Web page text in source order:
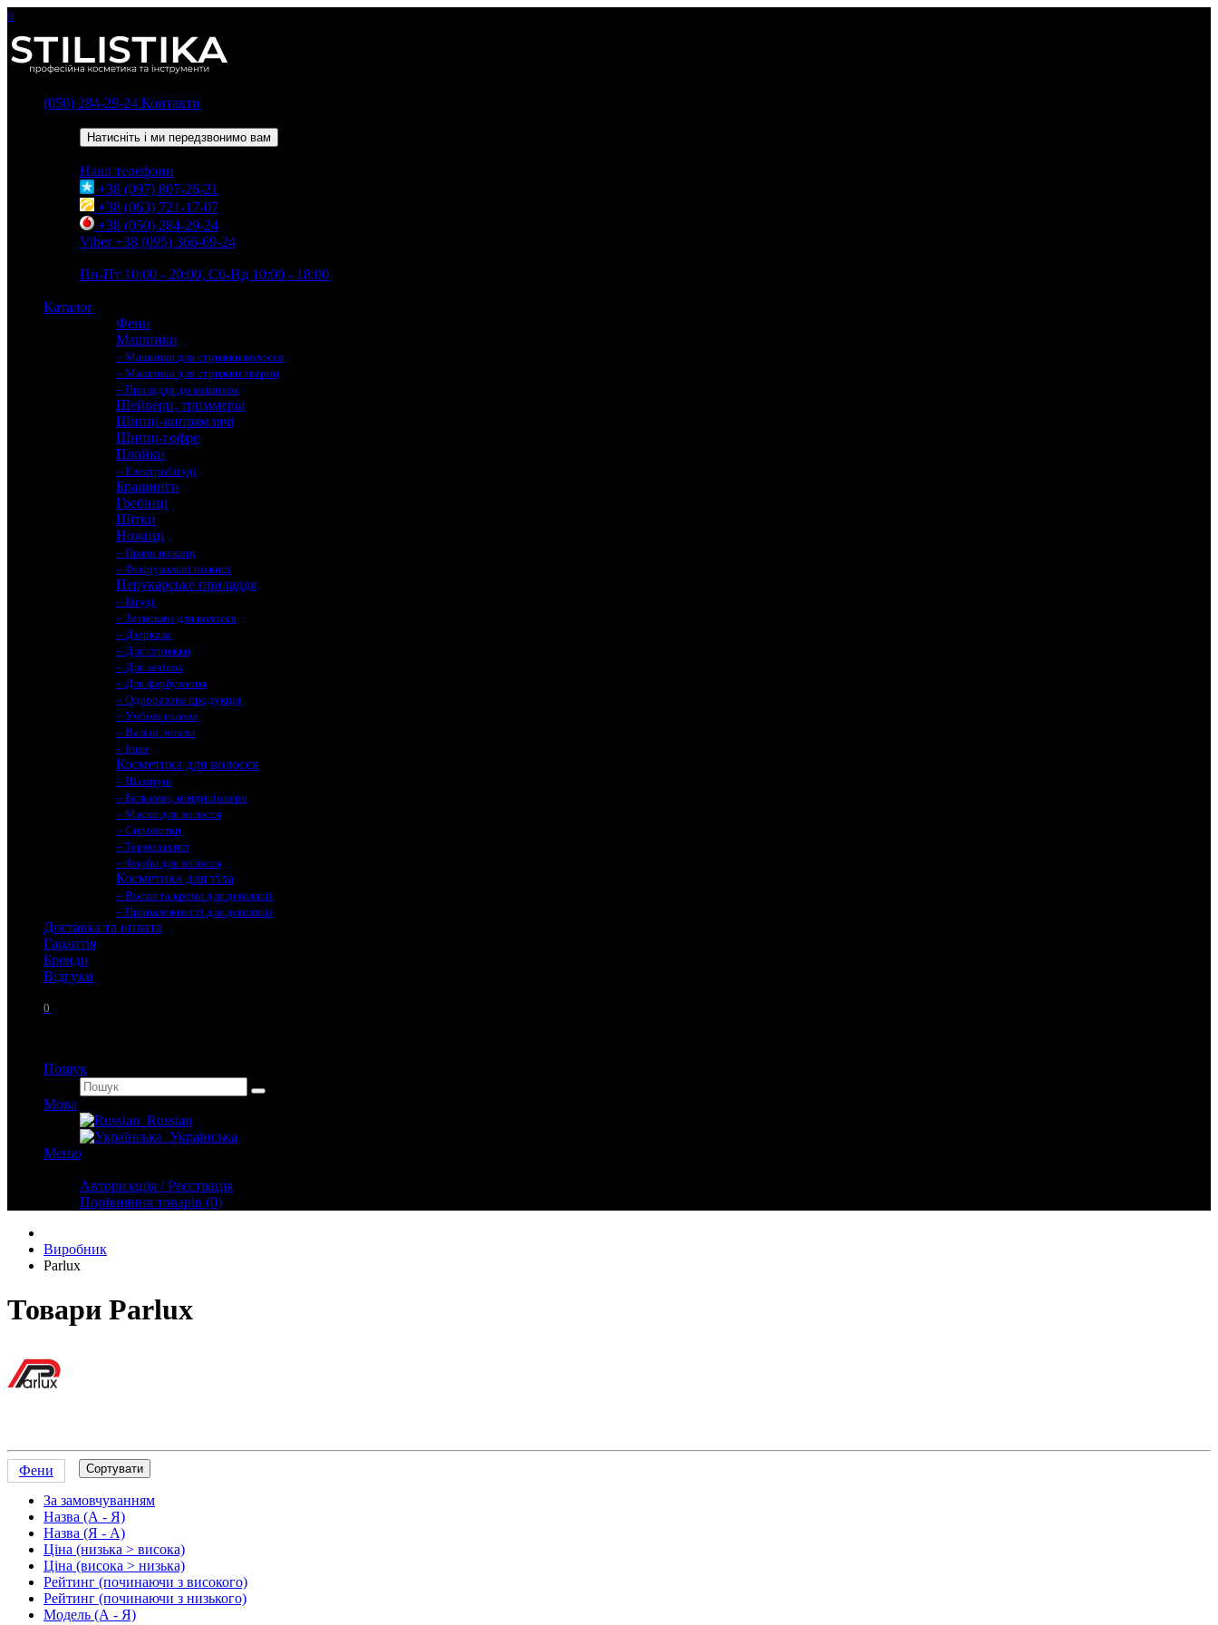
0
(050) 284-29-24 Контакти
Натисніть і ми передзвонимо вам
Наші телефони
+38 (097) 807-26-21
+38 (063) 721-17-07
+38 (050) 284-29-24
Viber +38 (095) 366-69-24
Пн-Пт 10:00 - 20:00, Сб-Нд 10:00 - 18:00
Каталог
Фени
Машинки
– Машинки для стрижки волосся
– Машинки для стрижки тварин
– Приладдя до машинок
Шейвери, триммеры
Щипці-випрямлячі
Щипці-гофре
Плойки
– Електробігуді
Брашинги
Гребінці
Щітки
Ножиці
– Прямі ножиці
– Філірувальні ножиці
Перукарське приладдя
– Бігуді
– Затискачі для волосся
– Дзеркала
– Для стрижки
– Для зачісок
– Для фарбування
– Одноразова продукція
– Учбові голови
– Валізи, чохли
– Інше
Косметика для волосся
– Шампуні
– Бальзами, кондиціонери
– Маски для волосся
– Сировотки
– Термозахист
– Фарби для волосся
Косметика для тіла
– Воски та креми для депіляції
– Приналежності для депіляції
Доставка та оплата
Гарантія
Бренди
Вiдгуки
0
Пошук
Мова
Russian
Українська
Меню
Авторизація / Реєстрація
Порівняння товарів (0)
Виробник
Parlux
Товари Parlux
Фени Сортувати
За замовчуванням
Назва (А - Я)
Назва (Я - А)
Ціна (низька > висока)
Ціна (висока > низька)
Рейтинг (починаючи з високого)
Рейтинг (починаючи з низького)
Модель (А - Я)